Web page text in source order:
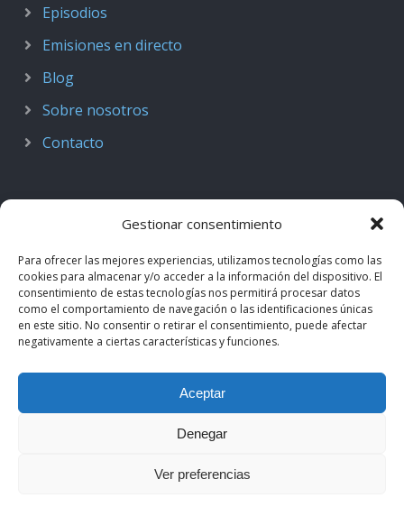
Gestionar consentimiento
Para ofrecer las mejores experiencias, utilizamos tecnologías como las
cookies para almacenar y/o acceder a la información del dispositivo. El
consentimiento de estas tecnologías nos permitirá procesar datos
como el comportamiento de navegación o las identificaciones únicas
en este sitio. No consentir o retirar el consentimiento, puede afectar
negativamente a ciertas características y funciones.
Aceptar
Denegar
Ver preferencias
Episodios
Emisiones en directo
Blog
Sobre nosotros
Contacto
Podcast de Medicina · by casiMedicos
Radio casiMedicos
. Los contenidos pertenecen a sus
autores originales y se muestran mediante
Política de privacidad